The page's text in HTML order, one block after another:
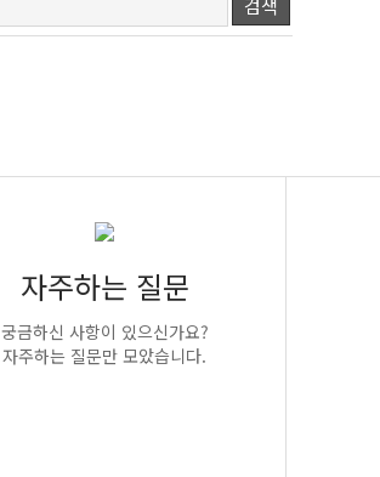
검색
자주하는 질문
궁금하신 사항이 있으신가요?
자주하는 질문만 모았습니다.